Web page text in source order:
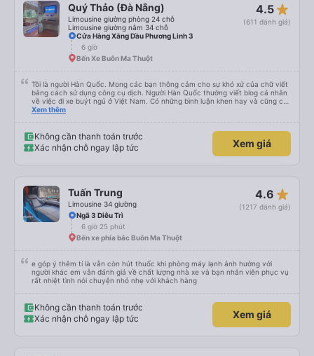
Quý Thảo (Đà Nẵng)
Limousine giường phòng 24 chỗ
Limousine giường nằm 34 chỗ
4.5 star_rate
(611 đánh giá)
Cửa Hàng Xăng Dầu Phương Linh 3
6 giờ
Bến Xe Buôn Ma Thuột
Tôi là người Hàn Quốc. Mong các bạn thông cảm cho sự khó xử của chữ viết
bằng cách sử dụng công cụ dịch. Người Hàn Quốc thường viết blog cá nhân
về việc đi xe buýt ngủ ở Việt Nam. Có những bình luận khen hay và cũng có
những bình luận khen vất vả nên tôi đã rất lo lắng. Đó là một sự lo lắng vô
를 보시게 되는 한국분들께 정보를 드리자면 저는 다낭에서 꾸이년가는 버스를 탔습
니다. 같은 회사라도 버스마다 퀄리티가 다른지는 모르겠는데, 제가 탄 버스는 쾌적
하고 좋았어요. 자리 넓찍하고 베개 이불 깨끗합니다. 뭐 경적소리야 베트남에서는
뭐 전 새우자세가 편해서 불만은 없었습니다 : )
Xem thêm
Không cần thanh toán trước
Xác nhận chỗ ngay lập tức
Xem giá
Tuấn Trung
Limousine 34 giường
4.6 star_rate
(1217 đánh giá)
Ngã 3 Diêu Trì
6 giờ 25 phút
Bến xe phía bắc Buôn Ma Thuột
e góp ý thêm tí là vẫn còn hút thuốc khi phòng máy lạnh ảnh hưởng với
người khác em vẫn đánh giá về chất lượng nhà xe và bạn nhân viên phục vụ
rất nhiệt tình nói chuyện nhỏ nhẹ với khách hàng
Không cần thanh toán trước
Xác nhận chỗ ngay lập tức
Xem giá